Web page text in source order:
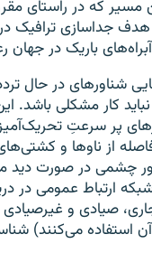
مسیر که در راستای
هدف جداسازی ترافیک
باریک در جهان
شناور‌های در حال
کار مشکلی باشد.
پر سرعتِ تحریک‌آمیز
از ناو‌ها و
چشمی در صورت دید
۱۶ (یک شبکه ارتباط عمومی در
صیادی و غیرصیادی
استفاده می‌کنند)